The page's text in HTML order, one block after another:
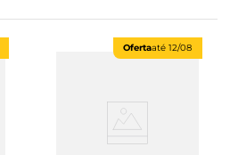
Ofertaaté 12/08